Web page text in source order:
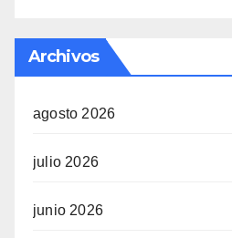
Archivos
agosto 2026
julio 2026
junio 2026